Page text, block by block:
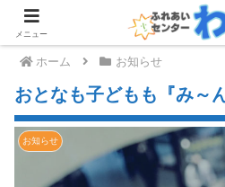
ホーム お知らせ
おとなも子どもも『み～
お知らせ
メニュー